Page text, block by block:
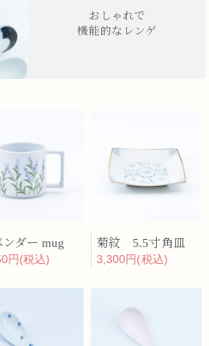
おしゃれで
機能的なレンゲ
ンダー mug
円(税込)
菊紋 5.5寸角皿
3,300円(税込)